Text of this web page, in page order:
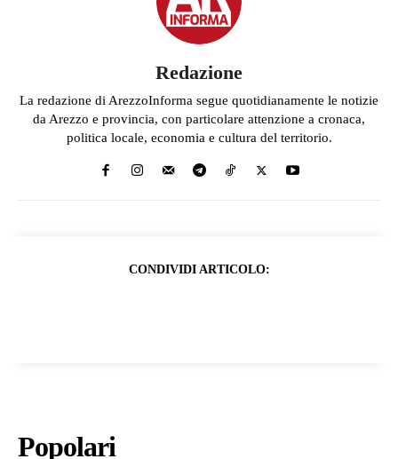
Redazione
La redazione di ArezzoInforma segue quotidianamente le notizie
da Arezzo e provincia, con particolare attenzione a cronaca,
politica locale, economia e cultura del territorio.
CONDIVIDI ARTICOLO:
Popolari